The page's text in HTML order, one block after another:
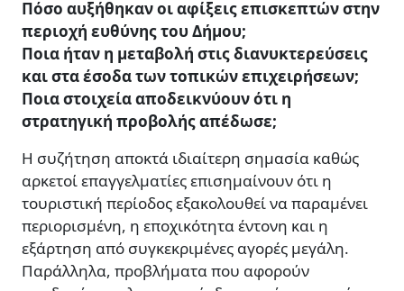
Πόσο αυξήθηκαν οι αφίξεις επισκεπτών στην
περιοχή ευθύνης του Δήμου;
Ποια ήταν η μεταβολή στις διανυκτερεύσεις
και στα έσοδα των τοπικών επιχειρήσεων;
Ποια στοιχεία αποδεικνύουν ότι η
στρατηγική προβολής απέδωσε;
Η συζήτηση αποκτά ιδιαίτερη σημασία καθώς
αρκετοί επαγγελματίες επισημαίνουν ότι η
τουριστική περίοδος εξακολουθεί να παραμένει
περιορισμένη, η εποχικότητα έντονη και η
εξάρτηση από συγκεκριμένες αγορές μεγάλη.
Παράλληλα, προβλήματα που αφορούν